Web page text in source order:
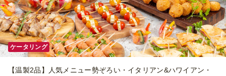
ケータリング
【温製2品】人気メニュー勢ぞろい・イタリアン&ハワイアン・